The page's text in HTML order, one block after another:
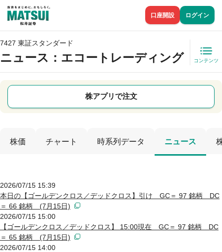
口座開設 ログイン
7427 東証スタンダード
ニュース ：エコートレーディング コンテンツ
株アプリで注文
株価 チャート 時系列データ ニュース
2026/07/15 15:39
本日の【ゴールデンクロス／デッドクロス】引け GC＝ 97 銘柄 DC
＝ 66 銘柄 (7月15日)
2026/07/15 15:00
【ゴールデンクロス／デッドクロス】 15:00現在 GC＝ 97 銘柄 DC
＝ 65 銘柄 (7月15日)
2026/07/15 14:00